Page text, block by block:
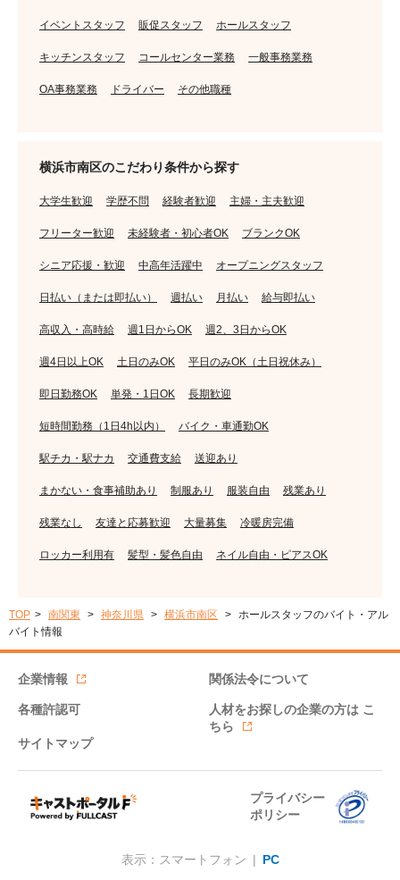
イベントスタッフ 販促スタッフ ホールスタッフ
キッチンスタッフ コールセンター業務 一般事務業務
OA事務業務 ドライバー その他職種
横浜市南区のこだわり条件から探す
大学生歓迎 学歴不問 経験者歓迎 主婦・主夫歓迎
フリーター歓迎 未経験者・初心者OK ブランクOK
シニア応援・歓迎 中高年活躍中 オープニングスタッフ
日払い（または即払い） 週払い 月払い 給与即払い
高収入・高時給 週1日からOK 週2、3日からOK
週4日以上OK 土日のみOK 平日のみOK（土日祝休み）
即日勤務OK 単発・1日OK 長期歓迎
短時間勤務（1日4h以内） バイク・車通勤OK
駅チカ・駅ナカ 交通費支給 送迎あり
まかない・食事補助あり 制服あり 服装自由 残業あり
残業なし 友達と応募歓迎 大量募集 冷暖房完備
ロッカー利用有 髪型・髪色自由 ネイル自由・ピアスOK
TOP 南関東 神奈川県 横浜市南区
ホールスタッフのバイト・アル
バイト情報
企業情報 関係法令について
各種許認可 人材をお探しの企業の方は こ
ちら
サイトマップ
プライバシー
ポリシー
表示：スマートフォン | PC